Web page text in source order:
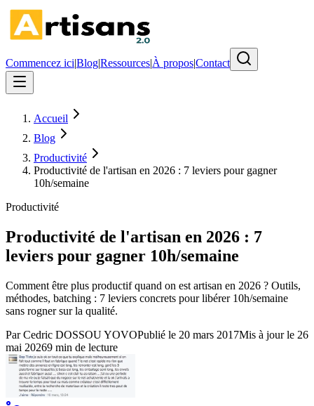
Commencez ici|Blog|Ressources|À propos|Contact
Accueil
Blog
Productivité
Productivité de l'artisan en 2026 : 7 leviers pour gagner
10h/semaine
Productivité
Productivité de l'artisan en 2026 : 7
leviers pour gagner 10h/semaine
Comment être plus productif quand on est artisan en 2026 ? Outils,
méthodes, batching : 7 leviers concrets pour libérer 10h/semaine
sans rogner sur la qualité.
ParCedric DOSSOU YOVOPublié le 20 mars 2017Mis à jour le 26
mai 20269 min de lecture